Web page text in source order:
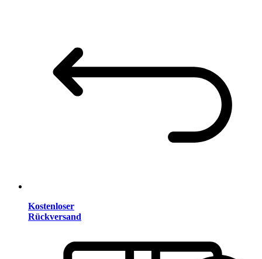
Kostenloser
Rückversand